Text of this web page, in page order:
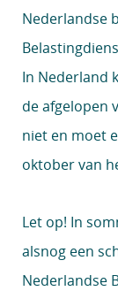
Nederlandse
In Nederland
de afgelopen
niet en moet
oktober van
Let op! In
alsnog een
Nederlandse